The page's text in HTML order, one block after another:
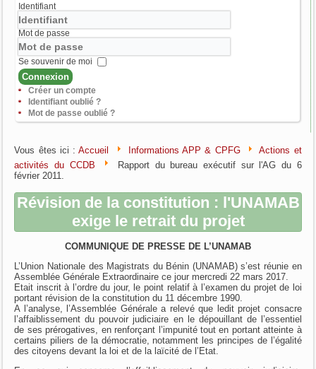
Identifiant
Mot de passe
Se souvenir de moi
Connexion
Créer un compte
Identifiant oublié ?
Mot de passe oublié ?
Vous êtes ici :Accueil Informations APP & CPFG
Actions et
activités du CCDB
Rapport du bureau exécutif sur l'AG du 6
février 2011.
Révision de la constitution : l'UNAMAB
exige le retrait du projet
COMMUNIQUE DE PRESSE DE L’UNAMAB
L’Union Nationale des Magistrats du Bénin (UNAMAB) s’est réunie en
Assemblée Générale Extraordinaire ce jour mercredi 22 mars 2017.
Etait inscrit à l’ordre du jour, le point relatif à l’examen du projet de loi
portant révision de la constitution du 11 décembre 1990.
A l’analyse, l’Assemblée Générale a relevé que ledit projet consacre
l’affaiblissement du pouvoir judiciaire en le dépouillant de l’essentiel
de ses prérogatives, en renforçant l’impunité tout en portant atteinte à
certains piliers de la démocratie, notamment les principes de l’égalité
des citoyens devant la loi et de la laïcité de l’Etat.